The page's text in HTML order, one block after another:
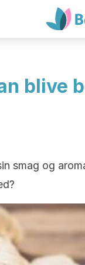
blive
smag og